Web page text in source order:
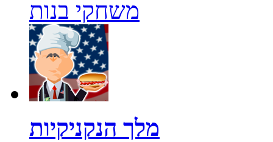
משחקי בנות
מלך הנקניקיות